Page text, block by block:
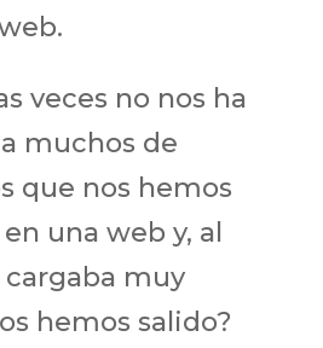
veces no nos ha
muchos de
que nos hemos
una web y, al
muy
hemos salido?